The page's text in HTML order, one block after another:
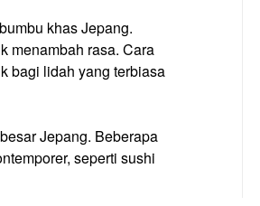
khas Jepang.
menambah rasa. Cara
bagi lidah yang terbiasa
Jepang. Beberapa
seperti sushi